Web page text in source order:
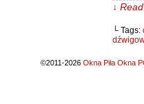
↓
└ Tags:
©2011-2026 Okna Piła Okna